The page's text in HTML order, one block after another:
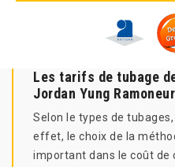
Les tarifs de tubage
Jordan Yung
Selon le types de
effet, le choix de la
important dans le coût de